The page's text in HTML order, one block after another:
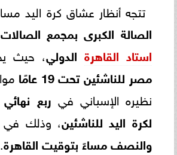
تتجه أنظار عشاق كرة اليد
الصالة الكبرى بمجمع
استاد القاهرة الدولي، حيث
مصر للناشئين تحت 19 عامًا
نظيره الإسباني في ربع
لكرة اليد للناشئين، وذلك في
والنصف مساءً بتوقيت القاهرة.